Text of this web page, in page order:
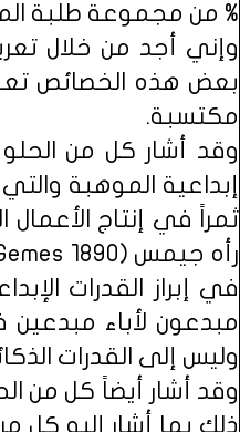
% من مجموعة طلبة
وإني أجد من خلال
بعض هذه الخصائص
مكتسبة.
إبداعية الموهبة
ثمراً في إنتاج
مبدعون لأباء مبدعين
وليس إلى القدرات